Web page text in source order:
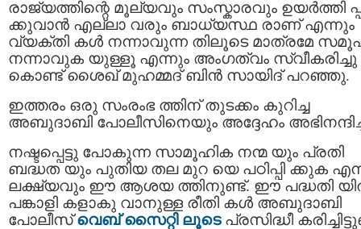
രാജ്യത്തിന്റെ മൂല്യവും സംസ്കാരവും ഉയർത്തി
ക്കുവാൻ എല്ലാ വരും ബാധ്യസ്ഥ രാണ് എന്നും
വ്യക്തി കൾ നന്നാവുന്ന തിലൂടെ മാത്രമേ
നന്നാവുക യുള്ളൂ എന്നും അംഗത്വം സ്വീകരിച്ചു
കൊണ്ട് ശൈഖ് മുഹമ്മദ് ബിൻ സായിദ് പറഞ്ഞു.
ഇത്തരം ഒരു സംരംഭ ത്തിന് തുടക്കം കുറിച്ച
അബുദാബി പോലീസിനെയും അദ്ദേഹം
നഷ്ടപ്പെട്ടു പോകുന്ന സാമൂഹിക നന്മ യും പ്രതി
ബദ്ധത യും പുതിയ തല മുറ യെ പഠിപ്പി ക്കുക
ലക്ഷ്യവും ഈ ആശയ ത്തിനുണ്ട്. ഈ പദ്ധതി
പങ്കാളി കളാകു വാനുള്ള രീതി കൾ അബുദാബി
പോലീസ്വെബ് സൈറ്റി ലൂടെ പ്രസിദ്ധീ